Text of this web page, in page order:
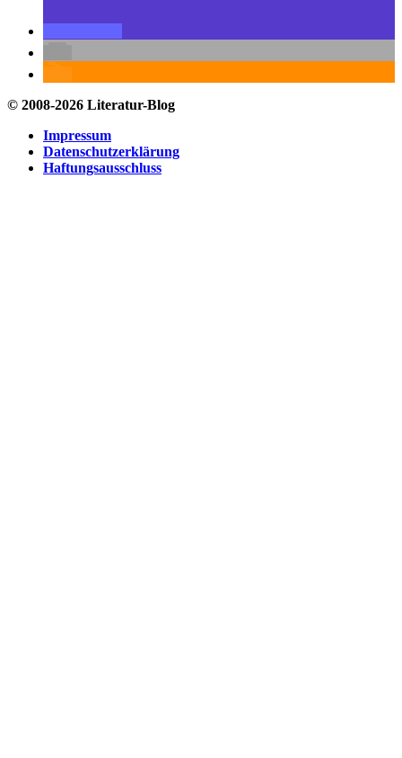
© 2008-2026 Literatur-Blog
Impressum
Datenschutzerklärung
Haftungsausschluss